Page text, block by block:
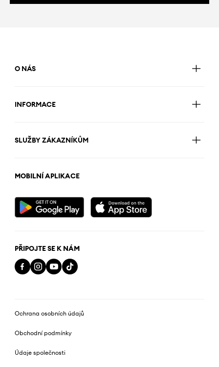
O NÁS
INFORMACE
SLUŽBY ZÁKAZNÍKŮM
MOBILNÍ APLIKACE
PŘIPOJTE SE K NÁM
Ochrana osobních údajů
Obchodní podmínky
Údaje společnosti